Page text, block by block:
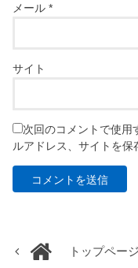
メール*
サイト
次回のコメントで使用
ルアドレス、サイトを保
トップペー